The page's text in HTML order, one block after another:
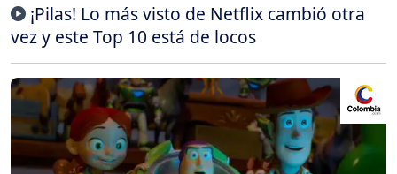
¡Pilas! Lo más visto de Netflix cambió otra
vez y este Top 10 está de locos